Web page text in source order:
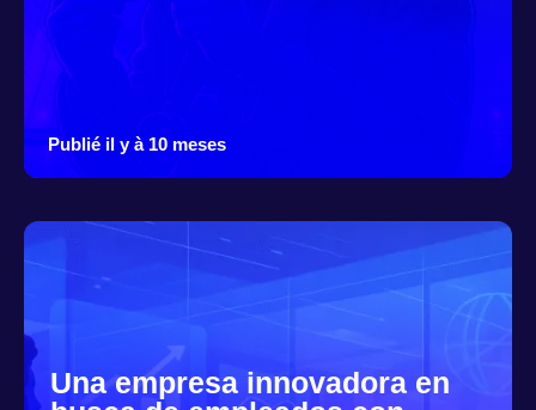
Publié il y à 10 meses
Una empresa innovadora en